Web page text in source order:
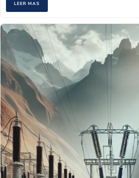
LEER MAS